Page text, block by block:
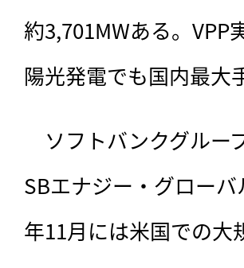
約3,701MWある。
陽光発電でも国内最大
ソフトバンクグルー
SBエナジー・グロー
年11月には米国での大